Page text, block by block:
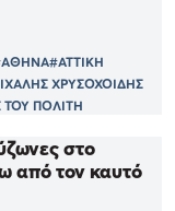
#ΑΤΤΙΚΗ
ΧΡΥΣΟΧΟΙΔΗΣ
ΤΟΥ ΠΟΛΙΤΗ
στο
από τον καυτό